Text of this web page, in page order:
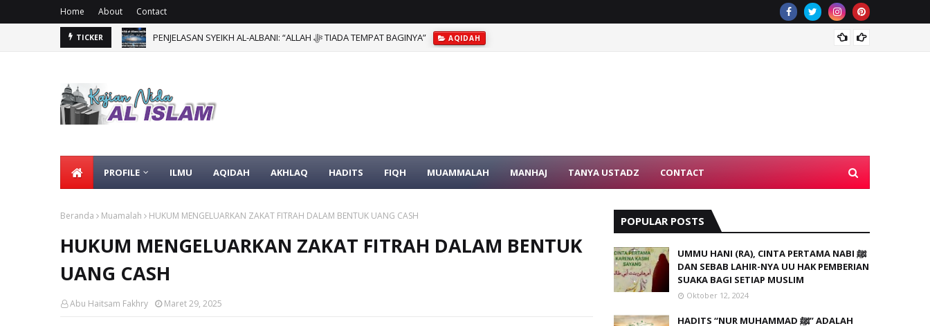
Home About Contact
TICKER PENJELASAN SYEIKH AL-ALBANI: “ALLAH ﷻ TIADA TEMPAT BAGINYA” AQIDAH
PROFILE ILMU AQIDAH AKHLAQ HADITS FIQH MUAMMALAH MANHAJ TANYA USTADZ CONTACT
Beranda Muamalah HUKUM MENGELUARKAN ZAKAT FITRAH DALAM BENTUK UANG CASH
HUKUM MENGELUARKAN ZAKAT FITRAH DALAM BENTUK
UANG CASH
Abu Haitsam Fakhry Maret 29, 2025
POPULAR POSTS
UMMU HANI (RA), CINTA PERTAMA NABI ﷺ
DAN SEBAB LAHIR-NYA UU HAK PEMBERIAN
SUAKA BAGI SETIAP MUSLIM
Oktober 12, 2024
HADITS “NUR MUHAMMAD ﷺ” ADALAH